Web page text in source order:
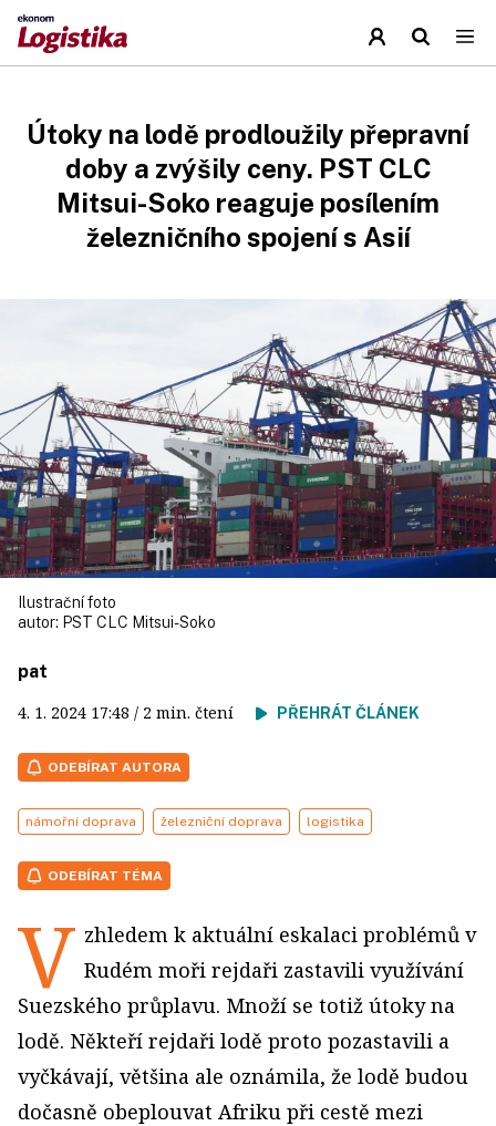
Útoky na lodě prodloužily přepravní
doby a zvýšily ceny. PST CLC
Mitsui-Soko reaguje posílením
železničního spojení s Asií
Ilustrační foto
autor: PST CLC Mitsui-Soko
pat
4. 1. 2024 17:48 / 2 min. čtení PŘEHRÁT ČLÁNEK
ODEBÍRAT AUTORA
námořní doprava železniční doprava logistika
ODEBÍRAT TÉMA
V zhledem k aktuální eskalaci problémů v
Rudém moři rejdaři zastavili využívání
Suezského průplavu. Množí se totiž útoky na
lodě. Někteří rejdaři lodě proto pozastavili a
vyčkávají, většina ale oznámila, že lodě budou
dočasně obeplouvat Afriku při cestě mezi